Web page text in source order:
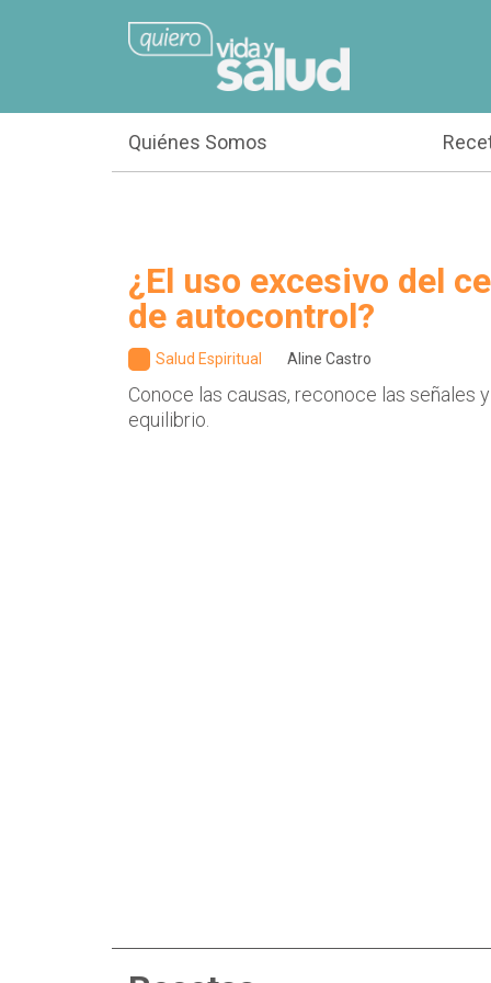
Quiénes Somos
¿El uso excesivo del
de autocontrol?
Salud Espiritual Aline Castro
Conoce las causas, reconoce las señales
equilibrio.